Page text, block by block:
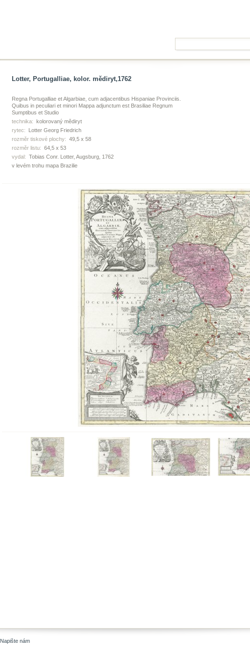
Lotter, Portugalliae, kolor. mědiryt,1762
Regna Portugalliae et Algarbiae, cum adjacentibus Hispaniae Provinciis.
Quibus in peculiari et minori Mappa adjunctum est Brasiliae Regnum
Sumptibus et Studio
technika: kolorovaný mědiryt
rytec:
Lotter Georg Friedrich
rozměr tiskové plochy: 49,5 x 58
rozměr listu: 64,5 x 53
vydal: Tobias Conr. Lotter, Augsburg, 1762
v levém trohu mapa Brazilie
Napište nám